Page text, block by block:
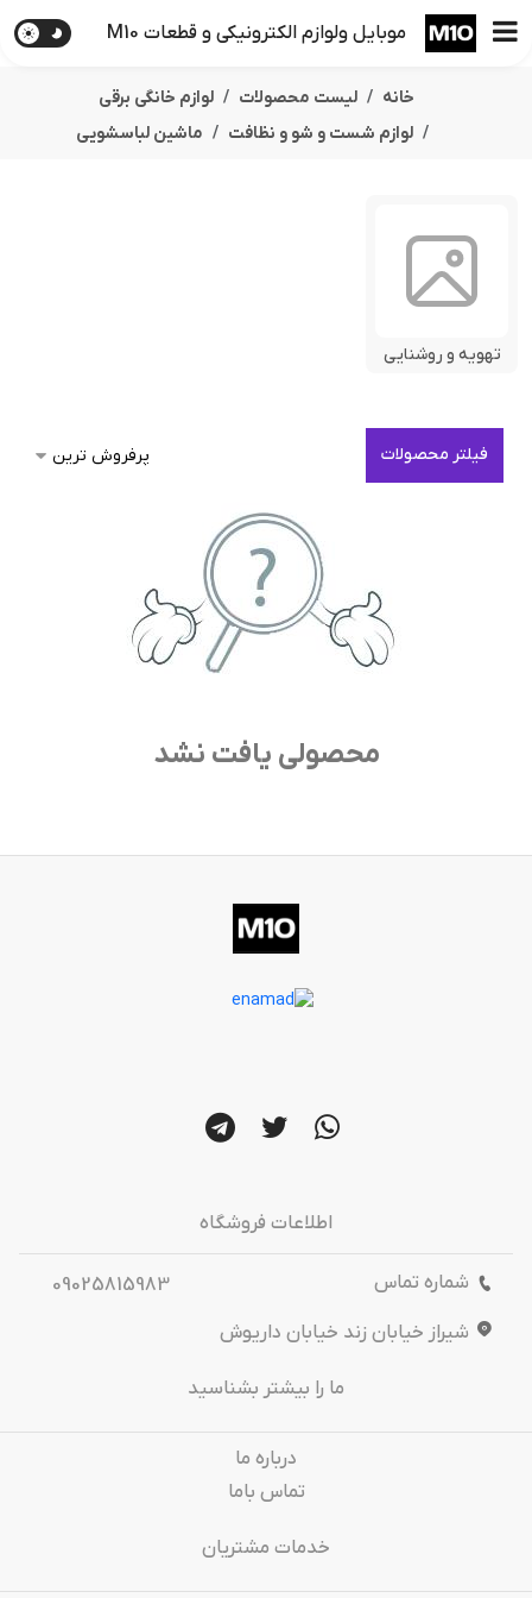
موبایل ولوازم الکترونیکی و قطعات M10
خانه لیست محصولات
لوازم خانگی برقی
لوازم شست و شو و نظافت
ماشین لباسشویی
تهویه و روشنایی
فیلتر محصولات
محصولی یافت نشد
اطلاعات فروشگاه
شماره تماس
09025815983
شیراز خیابان زند خیابان داریوش
ما را بیشتر بشناسید
درباره‌ ما
تماس باما
خدمات مشتریان